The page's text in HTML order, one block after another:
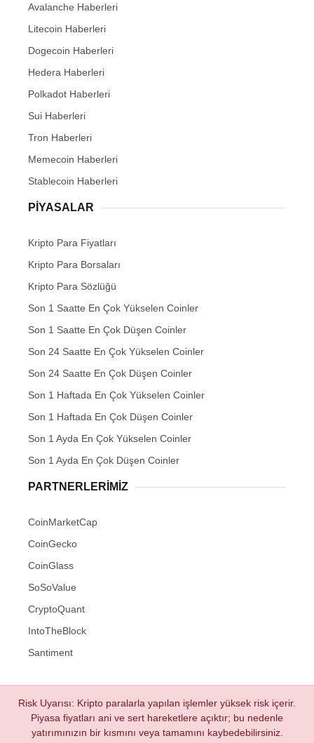
Avalanche Haberleri
Litecoin Haberleri
Dogecoin Haberleri
Hedera Haberleri
Polkadot Haberleri
Sui Haberleri
Tron Haberleri
Memecoin Haberleri
Stablecoin Haberleri
PIYASALAR
Kripto Para Fiyatları
Kripto Para Borsaları
Kripto Para Sözlüğü
Son 1 Saatte En Çok Yükselen Coinler
Son 1 Saatte En Çok Düşen Coinler
Son 24 Saatte En Çok Yükselen Coinler
Son 24 Saatte En Çok Düşen Coinler
Son 1 Haftada En Çok Yükselen Coinler
Son 1 Haftada En Çok Düşen Coinler
Son 1 Ayda En Çok Yükselen Coinler
Son 1 Ayda En Çok Düşen Coinler
PARTNERLERIMIZ
CoinMarketCap
CoinGecko
CoinGlass
SoSoValue
CryptoQuant
IntoTheBlock
Santiment
Risk Uyarısı: Kripto paralarla yapılan işlemler yüksek risk içerir.
Piyasa fiyatları ani ve sert hareketlere açıktır; bu nedenle
yatırımınızın bir kısmını veya tamamını kaybedebilirsiniz.